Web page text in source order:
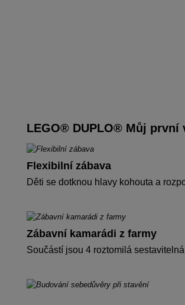
LEGO® DUPLO® Můj první
Flexibilní zábava
Děti se dotknou hlavy kohouta a
Zábavní kamarádi z farmy
Součástí jsou 4 roztomilá